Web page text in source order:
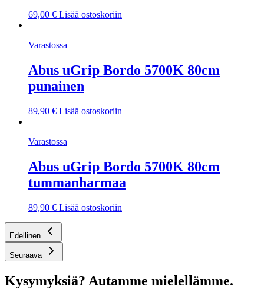
69,00 € Lisää ostoskoriin
Varastossa
Abus uGrip Bordo 5700K 80cm
punainen
89,90 € Lisää ostoskoriin
Varastossa
Abus uGrip Bordo 5700K 80cm
tummanharmaa
89,90 € Lisää ostoskoriin
Edellinen
Seuraava
Kysymyksiä? Autamme mielellämme.